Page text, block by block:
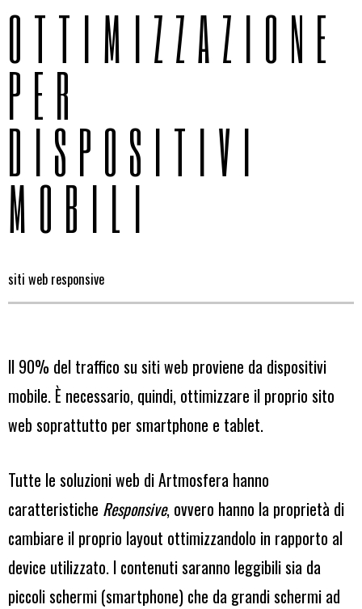
OTTIMIZZAZIONE
PER
DISPOSITIVI
MOBILI
siti web responsive
Il 90% del traffico su siti web proviene da dispositivi
mobile. È necessario, quindi, ottimizzare il proprio sito
web soprattutto per smartphone e tablet.
Tutte le soluzioni web di Artmosfera hanno
caratteristiche Responsive, ovvero hanno la proprietà di
cambiare il proprio layout ottimizzandolo in rapporto al
device utilizzato. I contenuti saranno leggibili sia da
piccoli schermi (smartphone) che da grandi schermi ad